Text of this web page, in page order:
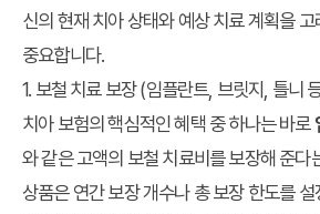
신의 현재 치아 상태와 예상 치료 계획을 고
중요합니다.
1. 보철 치료 보장 (임플란트, 브릿지, 틀니
치아 보험의 핵심적인 혜택 중 하나는 바로
와 같은 고액의 보철 치료비를 보장해 준다
상품은 연간 보장 개수나 총 보장 한도를